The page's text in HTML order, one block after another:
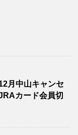
月中山キャンセ
カード会員切